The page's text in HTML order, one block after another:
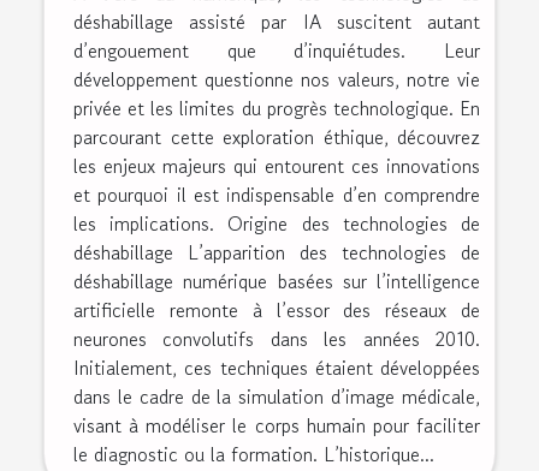
déshabillage assisté par IA suscitent autant
d’engouement que d’inquiétudes. Leur
développement questionne nos valeurs, notre vie
privée et les limites du progrès technologique. En
parcourant cette exploration éthique, découvrez
les enjeux majeurs qui entourent ces innovations
et pourquoi il est indispensable d’en comprendre
les implications. Origine des technologies de
déshabillage L’apparition des technologies de
déshabillage numérique basées sur l’intelligence
artificielle remonte à l’essor des réseaux de
neurones convolutifs dans les années 2010.
Initialement, ces techniques étaient développées
dans le cadre de la simulation d’image médicale,
visant à modéliser le corps humain pour faciliter
le diagnostic ou la formation. L’historique...